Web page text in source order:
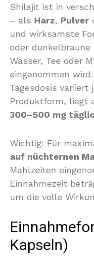
Shilajit ist in
– als Harz, Pulver
und wirksamste
oder dunkelbraune
Wasser, Tee oder
eingenommen
Tagesdosis variiert
Produktform, liegt
300–500 mg
Wichtig: Für
auf nüchternen
Mahlzeiten
Einnahmezeit
um die volle
Kapseln)